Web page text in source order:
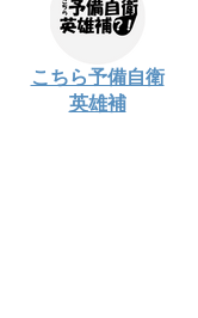
こちら予備自衛
英雄補